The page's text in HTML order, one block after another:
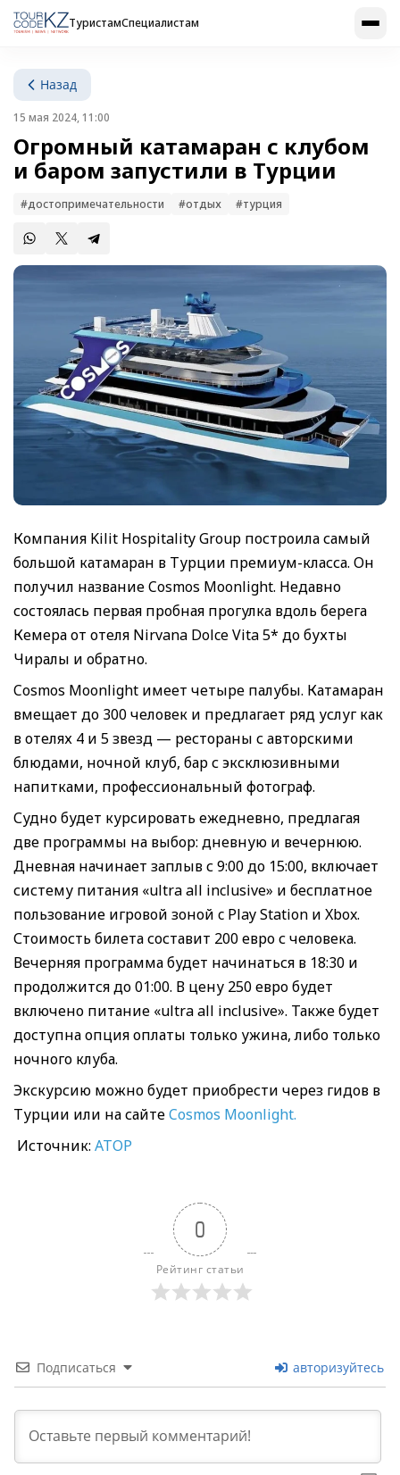
ТуристамСпециалистам
Назад
15 мая 2024, 11:00
Огромный катамаран с клубом
и баром запустили в Турции
#достопримечательности #отдых #турция
Компания Kilit Hospitality Group построила самый
большой катамаран в Турции премиум-класса. Он
получил название Cosmos Moonlight. Недавно
состоялась первая пробная прогулка вдоль берега
Кемера от отеля Nirvana Dolce Vita 5* до бухты
Чиралы и обратно.
Cosmos Moonlight имеет четыре палубы. Катамаран
вмещает до 300 человек и предлагает ряд услуг как
в отелях 4 и 5 звезд — рестораны с авторскими
блюдами, ночной клуб, бар с эксклюзивными
напитками, профессиональный фотограф.
Судно будет курсировать ежедневно, предлагая
две программы на выбор: дневную и вечернюю.
Дневная начинает заплыв с 9:00 до 15:00, включает
систему питания «ultra all inclusive» и бесплатное
пользование игровой зоной c Play Station и Xbox.
Стоимость билета составит 200 евро с человека.
Вечерняя программа будет начинаться в 18:30 и
продолжится до 01:00. В цену 250 евро будет
включено питание «ultra all inclusive». Также будет
доступна опция оплаты только ужина, либо только
ночного клуба.
Экскурсию можно будет приобрести через гидов в
Турции или на сайтеCosmos Moonlight.
Источник: АТОР
0
Рейтинг статьи
Подписаться авторизуйтесь